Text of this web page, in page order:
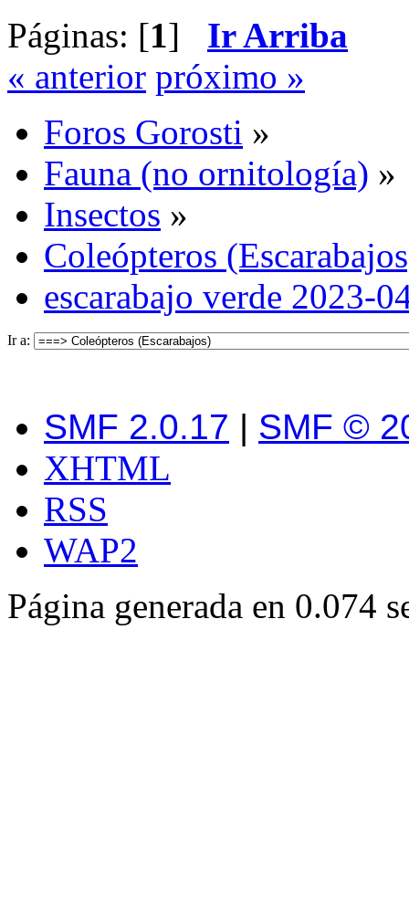
Páginas: [1] Ir Arriba
« anterior próximo »
Foros Gorosti »
Fauna (no ornitología) »
Insectos »
Coleópteros
escarabajo verde 2023-
Ir a:
SMF 2.0.17 | SMF ©
XHTML
RSS
WAP2
Página generada en 0.074